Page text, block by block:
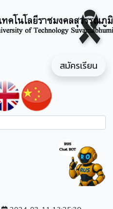
สมัครเรียน